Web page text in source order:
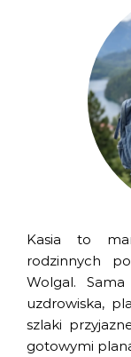
Kasia to
rodzinnych
Wolgal.
uzdrowiska,
szlaki
gotowymi